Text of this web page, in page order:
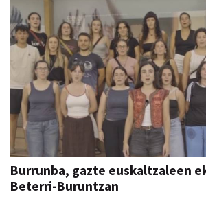
Burrunba, gazte euskaltzaleen
Beterri-Buruntzan